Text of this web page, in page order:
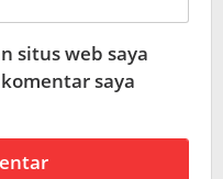
situs web saya
saya